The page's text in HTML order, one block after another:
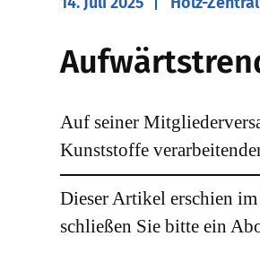
Auf seiner
Kunststoffe
Dieser Artikel erschien
schließen Sie bitte ein